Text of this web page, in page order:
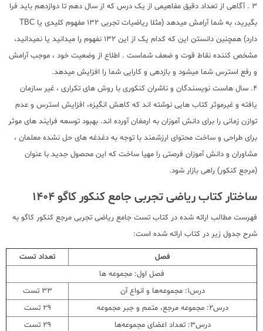
3 . آگاهی از تعداد دقیق مفاهیمی از یک درس که از سال دهم تا دوازدهم باید فرا
بگیرید، به شما آرامش میدهد (مثلا ریاضیات تجربی 132 مفهوم کلیدی یا TBC
دارد) همچنین دانستن این که کدام یک از این 132 نفهوم را میدانید یا نمیدانید،
مشخص کننده نقاط قوت و ضعف شماست . اطلاع از وضعیت خود ، موجب آرامش
و رفع استرس شما میشود و بازدهی و کارایی شما را افزایش میدهد.
4. سال هاست نویسندگان و ناشران کنکوری با روش های تکراری ، غیر سازمان
یافته و غیرموثر کتاب هایی نوشته اند که کاهش انگیزه، افزایش استرس و عدم
توازن زمانی را برای دانش آموزان به ارمغان آورده اند. بهبود توسعه فرایند های موثر
برای طراحی و ساخت محتوای ارزشمند با توجه به دغدغه های حل نشده معلمان ،
مشاوران و دانش آموزان فرصتی را مهیا ساخت که این محصول جدید با عنوان
(مرجع کنکور) راهی بازار شود.
ساختار کتاب ریاضی تجربی جامع کنکور کاگو 1404
فهرست مطالب ارائه شده در کتاب تست جامع ریاضی تجربی مرجع کنکور کاگو به
شرح جدول زیر در کتاب ارائه شده است:
فصل
تعداد تست
فصل اول: مجموعه ها
درس1: مجموعه‌ها و انواع آن
33 تست
درس2: مجموعه مرجع، متمم و جبر مجموعه
29 تست
درس3: تعداد اعضای مجموعه‌ها
29 تست